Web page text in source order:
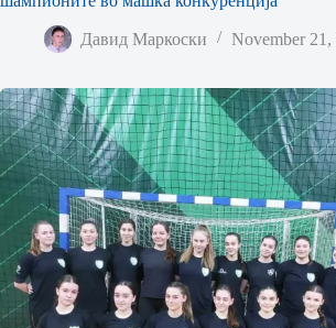
Давид Маркоски November 21,